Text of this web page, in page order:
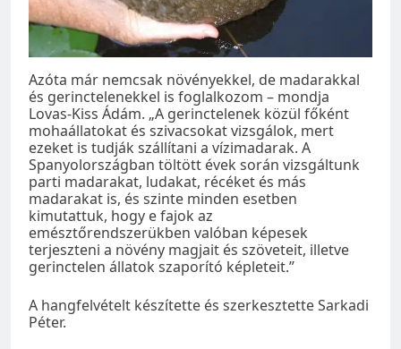
Azóta már nemcsak növényekkel, de madarakkal
és gerinctelenekkel is foglalkozom – mondja
Lovas-Kiss Ádám. „A gerinctelenek közül főként
mohaállatokat és szivacsokat vizsgálok, mert
ezeket is tudják szállítani a vízimadarak. A
Spanyolországban töltött évek során vizsgáltunk
parti madarakat, ludakat, récéket és más
madarakat is, és szinte minden esetben
kimutattuk, hogy e fajok az
emésztőrendszerükben valóban képesek
terjeszteni a növény magjait és szöveteit, illetve
gerinctelen állatok szaporító képleteit.”
A hangfelvételt készítette és szerkesztette Sarkadi
Péter.